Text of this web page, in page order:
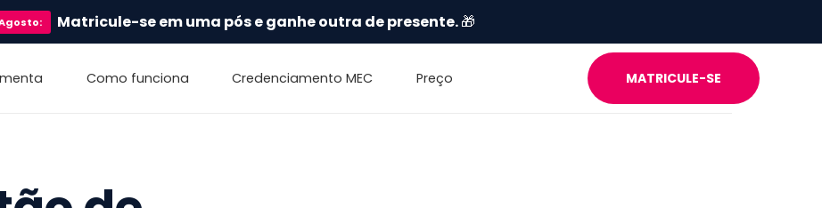
: Matricule-se em uma pós e ganhe outra de presente.🎁
Como funciona Credenciamento MEC Preço MATRICULE-SE